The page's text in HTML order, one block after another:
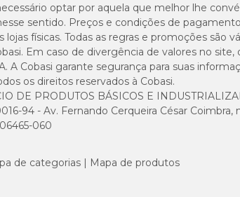
optar por aquela que melhor lhe
sentido. Preços e condições de
lojas físicas. Todas as regras e promoções são
Em caso de divergência de valores no
A Cobasi garante segurança para suas
os direitos reservados à Cobasi.
DE PRODUTOS BÁSICOS E
94 - Av. Fernando Cerqueira César Coimbra,
060
de categorias Mapa de produtos